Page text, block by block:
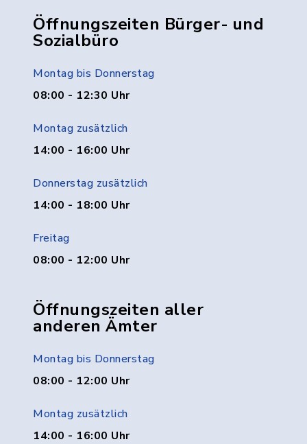
Öffnungszeiten Bürger- und
Sozialbüro
Montag bis Donnerstag
08:00 - 12:30 Uhr
Montag zusätzlich
14:00 - 16:00 Uhr
Donnerstag zusätzlich
14:00 - 18:00 Uhr
Freitag
08:00 - 12:00 Uhr
Öffnungszeiten aller
anderen Ämter
Montag bis Donnerstag
08:00 - 12:00 Uhr
Montag zusätzlich
14:00 - 16:00 Uhr